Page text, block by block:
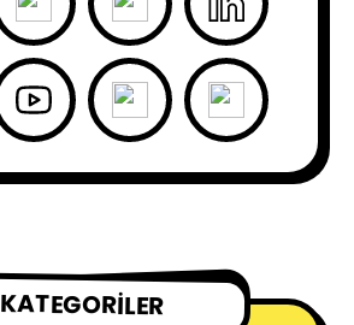
KATEGORILER